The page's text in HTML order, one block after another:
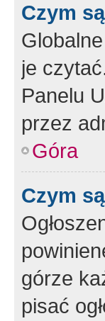
Czym
je
Panelu
przez
Góra
Czym
górze
pisać